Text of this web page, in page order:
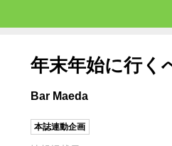
年末年始に行く
Bar Maeda
本誌連動企画